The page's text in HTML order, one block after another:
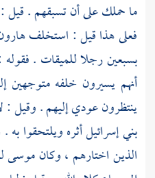
ما حملك على أن تسبقهم . قيل
فعلى هذا قيل : استخلف
بسبعين رجلا للميقات .
أنهم يسيرون خلفه متوجهين
ينتظرون عودي إليهم . وقيل :
بني إسرائيلأثره ويلتحقوا به
الذين اختارهم ، وكانموسى